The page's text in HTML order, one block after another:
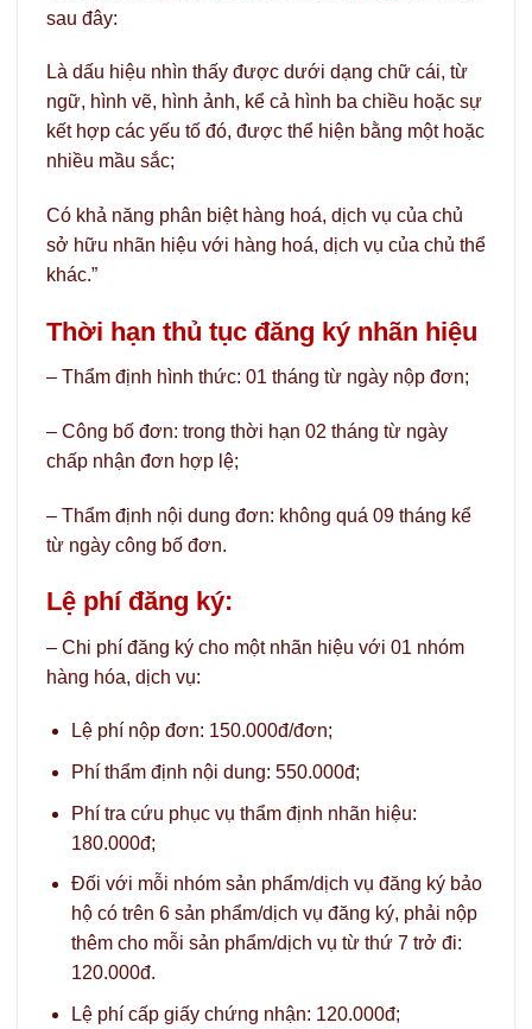
sau đây:
Là dấu hiệu nhìn thấy được dưới dạng chữ cái, từ
ngữ, hình vẽ, hình ảnh, kể cả hình ba chiều hoặc sự
kết hợp các yếu tố đó, được thể hiện bằng một hoặc
nhiều mầu sắc;
Có khả năng phân biệt hàng hoá, dịch vụ của chủ
sở hữu nhãn hiệu với hàng hoá, dịch vụ của chủ thể
khác.”
Thời hạn thủ tục đăng ký nhãn hiệu
– Thẩm định hình thức: 01 tháng từ ngày nộp đơn;
– Công bố đơn: trong thời hạn 02 tháng từ ngày
chấp nhận đơn hợp lệ;
– Thẩm định nội dung đơn: không quá 09 tháng kể
từ ngày công bố đơn.
Lệ phí đăng ký:
– Chi phí đăng ký cho một nhãn hiệu với 01 nhóm
hàng hóa, dịch vụ:
Lệ phí nộp đơn: 150.000đ/đơn;
Phí thẩm định nội dung: 550.000đ;
Phí tra cứu phục vụ thẩm định nhãn hiệu:
180.000đ;
Đối với mỗi nhóm sản phẩm/dịch vụ đăng ký bảo
hộ có trên 6 sản phẩm/dịch vụ đăng ký, phải nộp
thêm cho mỗi sản phẩm/dịch vụ từ thứ 7 trở đi:
120.000đ.
Lệ phí cấp giấy chứng nhận: 120.000đ;